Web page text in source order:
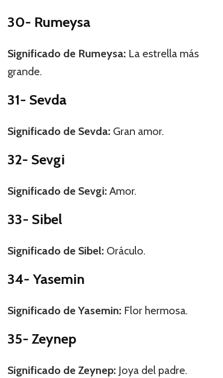
30- Rumeysa
Significado de Rumeysa: La estrella más
grande.
31- Sevda
Significado de Sevda: Gran amor.
32- Sevgi
Significado de Sevgi:Amor.
33- Sibel
Significado de Sibel: Oráculo.
34- Yasemin
Significado de Yasemin: Flor hermosa.
35- Zeynep
Significado de Zeynep: Joya del padre.